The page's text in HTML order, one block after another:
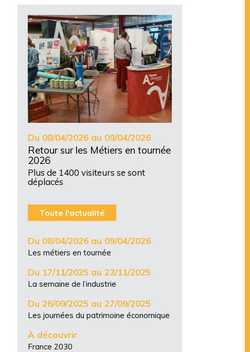
Du 08/04/2026 au 09/04/2026
Retour sur les Métiers en tournée
2026
Plus de 1400 visiteurs se sont
déplacés
Toute l'actualité
Du 08/04/2026 au 09/04/2026
Les métiers en tournée
Du 17/11/2025 au 23/11/2025
La semaine de l’industrie
Du 26/09/2025 au 27/09/2025
Les journées du patrimoine économique
À découvrir
France 2030